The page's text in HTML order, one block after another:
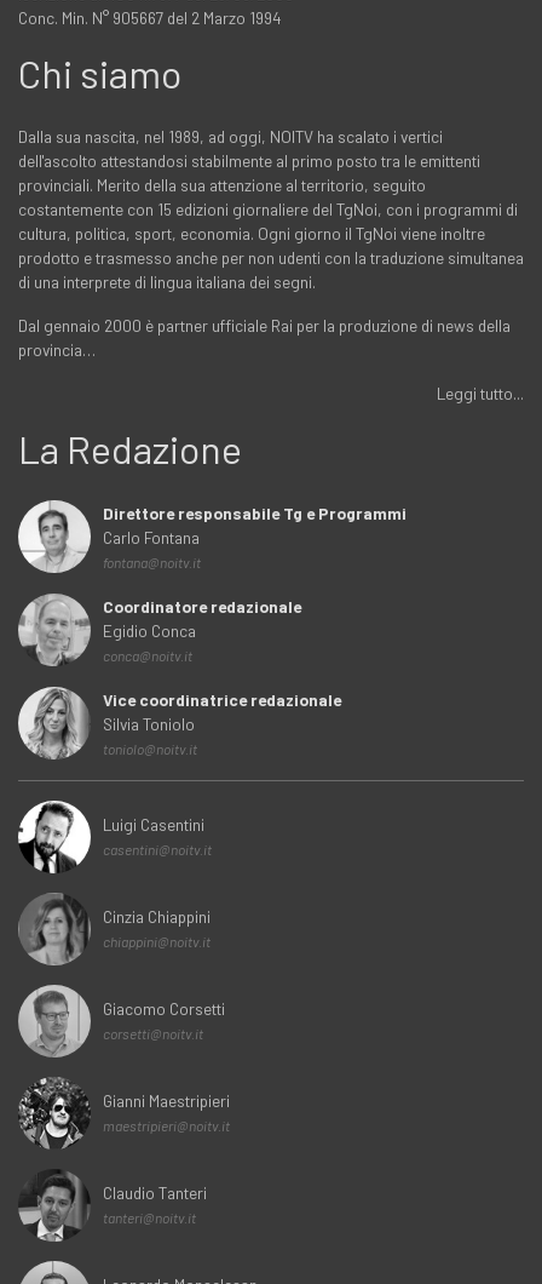
Conc. Min. N° 905667 del 2 Marzo 1994
Chi siamo
Dalla sua nascita, nel 1989, ad oggi, NOITV ha scalato i vertici
dell'ascolto attestandosi stabilmente al primo posto tra le emittenti
provinciali. Merito della sua attenzione al territorio, seguito
costantemente con 15 edizioni giornaliere del TgNoi, con i programmi di
cultura, politica, sport, economia. Ogni giorno il TgNoi viene inoltre
prodotto e trasmesso anche per non udenti con la traduzione simultanea
di una interprete di lingua italiana dei segni.
Dal gennaio 2000 è partner ufficiale Rai per la produzione di news della
provincia…
Leggi tutto...
La Redazione
Direttore responsabile Tg e Programmi
Carlo Fontana
fontana@noitv.it
Coordinatore redazionale
Egidio Conca
conca@noitv.it
Vice coordinatrice redazionale
Silvia Toniolo
toniolo@noitv.it
Luigi Casentini
casentini@noitv.it
Cinzia Chiappini
chiappini@noitv.it
Giacomo Corsetti
corsetti@noitv.it
Gianni Maestripieri
maestripieri@noitv.it
Claudio Tanteri
tanteri@noitv.it